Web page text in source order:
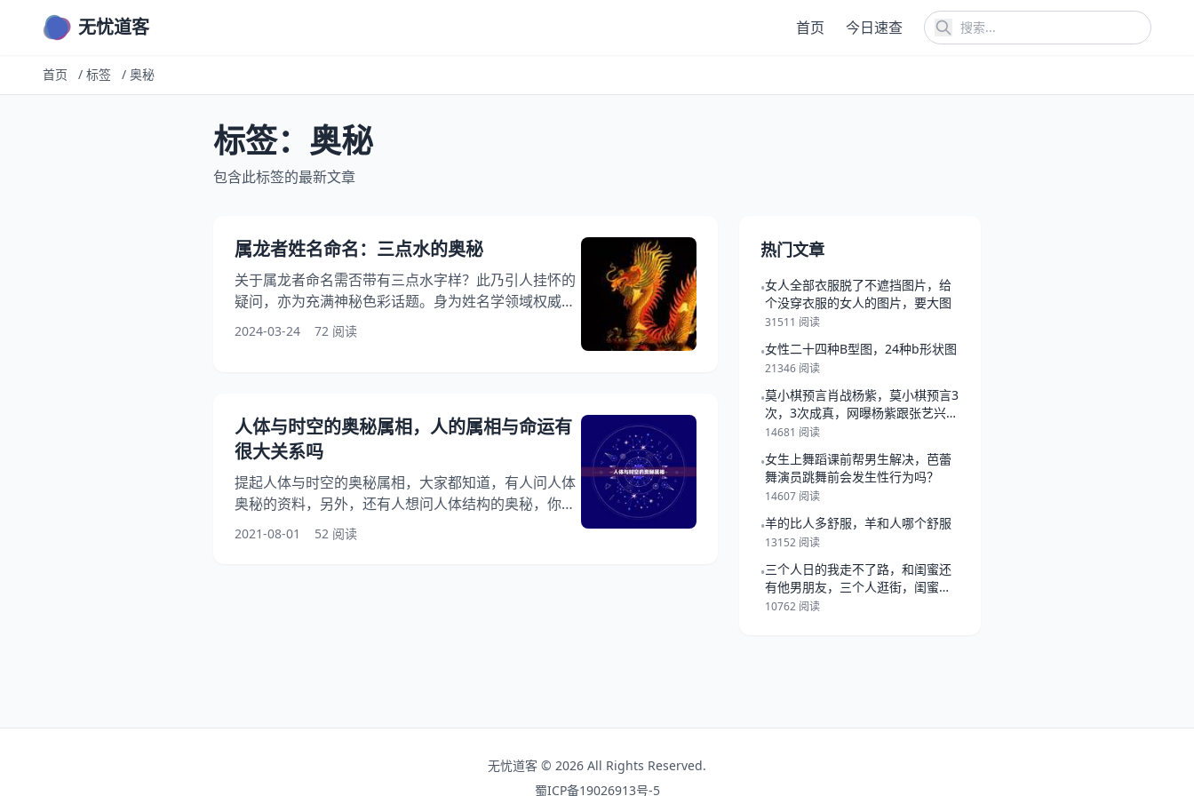
无忧道客 首页 今日速查
首页 / 标签 / 奥秘
标签：奥秘
包含此标签的最新文章
属龙者姓名命名：三点水的奥秘
关于属龙者命名需否带有三点水字样？此乃引人挂怀的
疑问，亦为充满神秘色彩话题。身为姓名学领域权威，
我对此进行了详尽探究，并通过众多调研与剖析后，获
得若干饶有兴味且深具启示价值之论断。 1.名字中的
功美满人生的祝愿与期待。 2
2024-03-24 72 阅读
人体与时空的奥秘属相，人的属相与命运有
很大关系吗
提起人体与时空的奥秘属相，大家都知道，有人问人体
奥秘的资料，另外，还有人想问人体结构的奥秘，你知
道这是怎么回事？其实人体科学的奥秘，下面就一起来
看看人的属相与命运有很大关系吗，希望能够帮助到大
2021-08-01 52 阅读
热门文章
•女人全部衣服脱了不遮挡图片，给
个没穿衣服的女人的图片，要大图
31511 阅读
•女性二十四种B型图，24种b形状图
21346 阅读
•莫小棋预言肖战杨紫，莫小棋预言3
次，3次成真，网曝杨紫跟张艺兴在
一起，
14681 阅读
•女生上舞蹈课前帮男生解决，芭蕾
舞演员跳舞前会发生性行为吗？
14607 阅读
•羊的比人多舒服，羊和人哪个舒服
13152 阅读
•三个人日的我走不了路，和闺蜜还
有他男朋友，三个人逛街，闺蜜总
是跟她男朋
10762 阅读
无忧道客 © 2026 All Rights Reserved.
蜀ICP备19026913号-5